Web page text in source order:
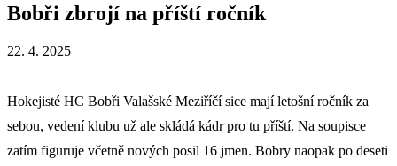
Bobři zbrojí na příští ročník
22. 4. 2025
Hokejisté HC Bobři Valašské Meziříčí sice mají letošní ročník za
sebou, vedení klubu už ale skládá kádr pro tu příští. Na soupisce
zatím figuruje včetně nových posil 16 jmen. Bobry naopak po deseti